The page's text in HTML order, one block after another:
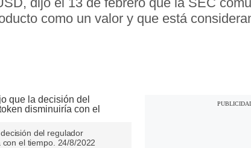
como un valor y que está
del regulador
el tiempo. 24/8/2022